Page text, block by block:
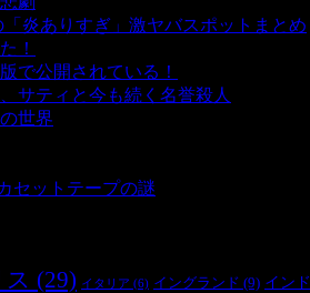
炎ありすぎ」激ヤバスポットまとめ
！
で公開されている！
サティと今も続く名誉殺人
世界
ビュー
セットテープの謎
(29) イタリア (6) イングランド (9) インド